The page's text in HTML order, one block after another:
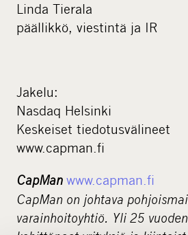
Linda Tierala
päällikkö, viestintä ja IR
Jakelu:
Nasdaq Helsinki
Keskeiset tiedotusvälineet
www.capman.fi
CapMan www.capman.fi
CapMan on johtava
varainhoitoyhtiö. Yli 25